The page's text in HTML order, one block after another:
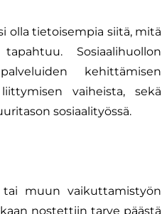
olla tietoisempia siitä, mitä
Sosiaalihuollon
kehittämisen
vaiheista, sekä
sosiaalityössä.
tai muun vaikuttamistyön
nostettiin tarve päästä